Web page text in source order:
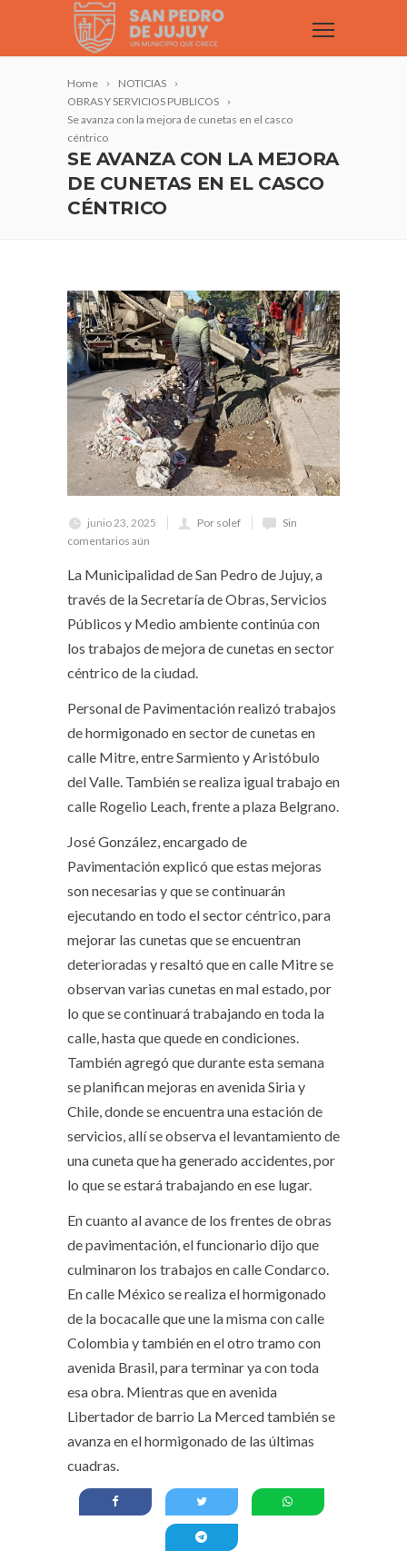
Home
NOTICIAS
OBRAS Y SERVICIOS PUBLICOS
Se avanza con la mejora de cunetas en el casco
céntrico
SE AVANZA CON LA MEJORA
DE CUNETAS EN EL CASCO
CÉNTRICO
junio 23, 2025 Por solef
Sin
comentarios aún
La Municipalidad de San Pedro de Jujuy, a
través de la Secretaría de Obras, Servicios
Públicos y Medio ambiente continúa con
los trabajos de mejora de cunetas en sector
céntrico de la ciudad.
Personal de Pavimentación realizó trabajos
de hormigonado en sector de cunetas en
calle Mitre, entre Sarmiento y Aristóbulo
del Valle. También se realiza igual trabajo en
calle Rogelio Leach, frente a plaza Belgrano.
José González, encargado de
Pavimentación explicó que estas mejoras
son necesarias y que se continuarán
ejecutando en todo el sector céntrico, para
mejorar las cunetas que se encuentran
deterioradas y resaltó que en calle Mitre se
observan varias cunetas en mal estado, por
lo que se continuará trabajando en toda la
calle, hasta que quede en condiciones.
También agregó que durante esta semana
se planifican mejoras en avenida Siria y
Chile, donde se encuentra una estación de
servicios, allí se observa el levantamiento de
una cuneta que ha generado accidentes, por
lo que se estará trabajando en ese lugar.
En cuanto al avance de los frentes de obras
de pavimentación, el funcionario dijo que
culminaron los trabajos en calle Condarco.
En calle México se realiza el hormigonado
de la bocacalle que une la misma con calle
Colombia y también en el otro tramo con
avenida Brasil, para terminar ya con toda
esa obra. Mientras que en avenida
Libertador de barrio La Merced también se
avanza en el hormigonado de las últimas
cuadras.